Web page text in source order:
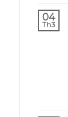
04
Th3